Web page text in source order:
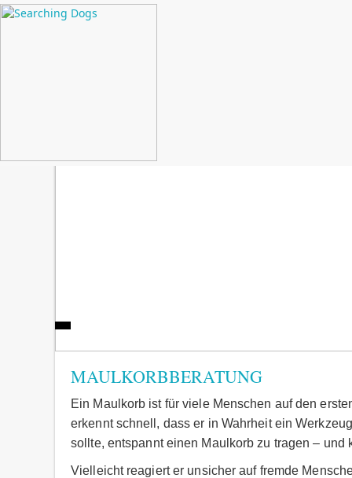
MAULKORBBERATUNG
Ein Maulkorb ist für viele Menschen auf den
erkennt schnell, dass er in Wahrheit ein
sollte, entspannt einen Maulkorb zu tragen – und
Vielleicht reagiert er unsicher auf fremde